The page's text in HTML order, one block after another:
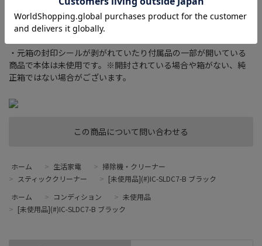
この商品について問い合わせる
集じん方式： 紙パック
ヘッド種類： モーター式(自走式)
吸込仕事率： 185 W
・元箱の封印シールが剥がれていたり付属品の一部が開いている
商品で本体は未使用です。※開封されている場合や箱がない、純
正箱ではない場合がございます。
ホーム > 生活家電 > 掃除機・クリーナー
> スティッククリーナー > [未使用品](#)IC-SLDC7-B ブラック
ホーム
> コンディション > 未使用品
> [未使用品](#)IC-SLDC7-B ブラック